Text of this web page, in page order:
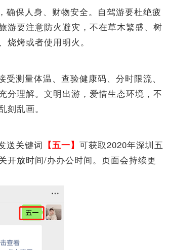
确保人身、财物安全。自驾游要杜绝疲
游要注意防火避灾，不在草木繁盛、树
烤或者使用明火。
测量体温、查验健康码、分时限流、
分理解。文明出游，爱惜生态环境，不
乱画。
送关键词 【五一】 可获取2020年深圳五
开放时间/办办公时间。页面会持续更